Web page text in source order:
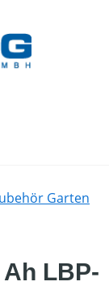
Garten
LBP-